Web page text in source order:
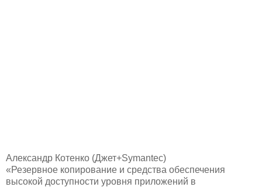
Александр Котенко (Джет+Symantec)
«Резервное копирование и средства обеспечения
высокой доступности уровня приложений в